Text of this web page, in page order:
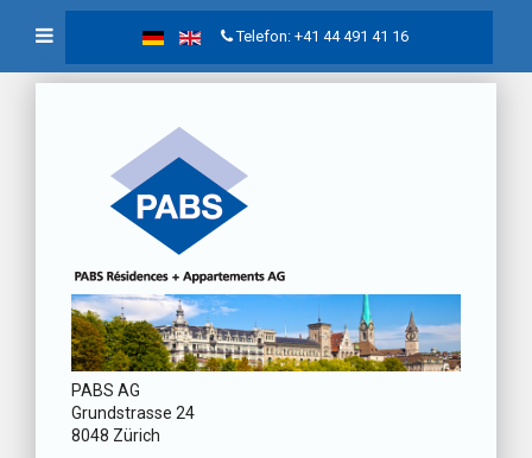
Telefon: +41 44 491 41 16
PABS AG
Grundstrasse 24
8048 Zürich